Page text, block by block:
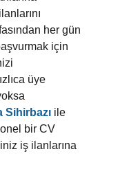
her gün
için
üye
Sihirbazı ile
bir CV
iş ilanlarına